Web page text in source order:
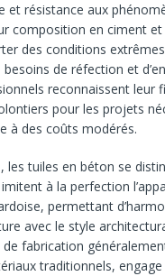
et résistance aux
composition en ciment
des conditions
de réfection et
reconnaissent leur
pour les projets
à des coûts modérés.
les tuiles en béton se
à la perfection
permettant
avec le style
fabrication
traditionnels,